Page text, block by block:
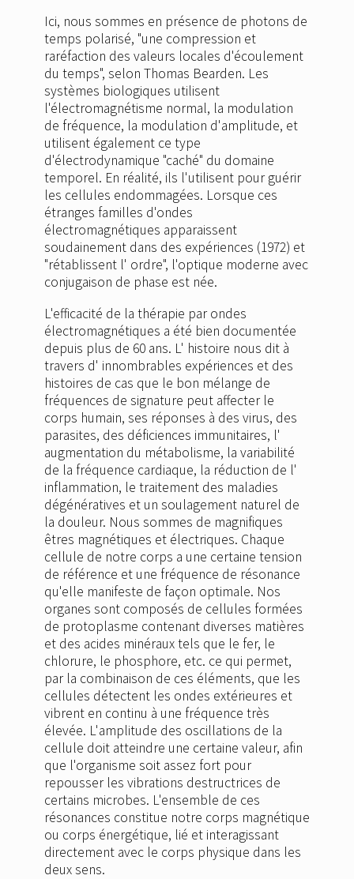
Ici, nous sommes en présence de photons de
temps polarisé, "une compression et
raréfaction des valeurs locales d'écoulement
du temps", selon Thomas Bearden. Les
systèmes biologiques utilisent
l'électromagnétisme normal, la modulation
de fréquence, la modulation d'amplitude, et
utilisent également ce type
d'électrodynamique "caché" du domaine
temporel. En réalité, ils l'utilisent pour guérir
les cellules endommagées. Lorsque ces
étranges familles d'ondes
électromagnétiques apparaissent
soudainement dans des expériences (1972) et
"rétablissent l' ordre", l'optique moderne avec
conjugaison de phase est née.
L'efficacité de la thérapie par ondes
électromagnétiques a été bien documentée
depuis plus de 60 ans. L' histoire nous dit à
travers d' innombrables expériences et des
histoires de cas que le bon mélange de
fréquences de signature peut affecter le
corps humain, ses réponses à des virus, des
parasites, des déficiences immunitaires, l'
augmentation du métabolisme, la variabilité
de la fréquence cardiaque, la réduction de l'
inflammation, le traitement des maladies
dégénératives et un soulagement naturel de
la douleur. Nous sommes de magnifiques
êtres magnétiques et électriques. Chaque
cellule de notre corps a une certaine tension
de référence et une fréquence de résonance
qu'elle manifeste de façon optimale. Nos
organes sont composés de cellules formées
de protoplasme contenant diverses matières
et des acides minéraux tels que le fer, le
chlorure, le phosphore, etc. ce qui permet,
par la combinaison de ces éléments, que les
cellules détectent les ondes extérieures et
vibrent en continu à une fréquence très
élevée. L'amplitude des oscillations de la
cellule doit atteindre une certaine valeur, afin
que l'organisme soit assez fort pour
repousser les vibrations destructrices de
certains microbes. L'ensemble de ces
résonances constitue notre corps magnétique
ou corps énergétique, lié et interagissant
directement avec le corps physique dans les
deux sens.